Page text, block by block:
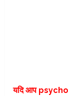
यदि आप